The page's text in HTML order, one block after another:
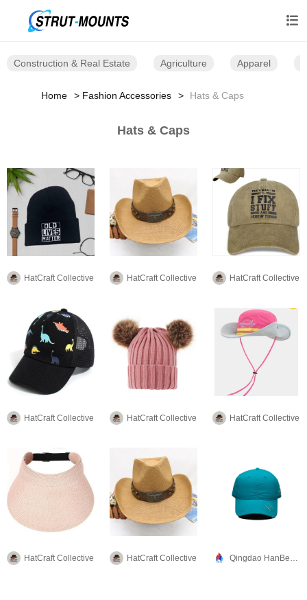

Construction & Real Estate Agriculture Apparel
Home Fashion Accessories Hats & Caps
Hats & Caps
HatCraft Collective HatCraft Collective HatCraft Collective
HatCraft Collective HatCraft Collective HatCraft Collective
HatCraft Collective HatCraft Collective